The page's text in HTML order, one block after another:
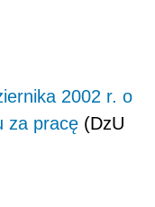
2002 r. o
za pracę (DzU